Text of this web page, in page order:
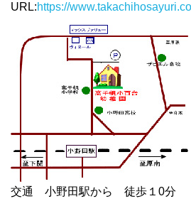
URL:https://
交通 小野田駅から 徒歩１0分